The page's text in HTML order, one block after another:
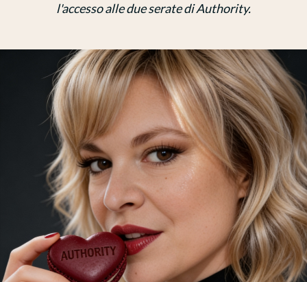
l'accesso alle due serate di Authority.